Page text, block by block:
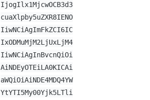
IjogIlx1MjcwOCB3d3
cuaXlpby5uZXR8IENO
IiwNCiAgImFkZCI6IC
IxODMuMjM2LjUxLjM4
IiwNCiAgInBvcnQiOi
AiNDEyOTEiLA0KICAi
aWQiOiAiNDE4MDQ4YW
YtYTI5My00Yjk5LTli